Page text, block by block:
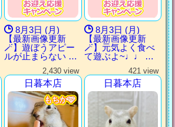
8月3日 (月)
【最新画像更新
🪄】遊ぼうアピー
ルが止まらない …
8月3日 (月)
【最新画像更新
🪄】元気よく食べ
て遊ぶよ~♩♩ …
2,430 view
日暮本店
もちか🩷
もちか🩷
もちか🩷
もちか🩷
421 view
日暮本店